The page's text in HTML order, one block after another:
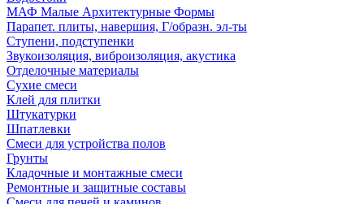
МАФ Малые Архитектурные Формы
Парапет. плиты, навершия, Г/образн. эл-ты
Ступени, подступенки
Звукоизоляция, виброизоляция, акустика
Отделочные материалы
Сухие смеси
Клей для плитки
Штукатурки
Шпатлевки
Смеси для устройства полов
Грунты
Кладочные и монтажные смеси
Ремонтные и защитные составы